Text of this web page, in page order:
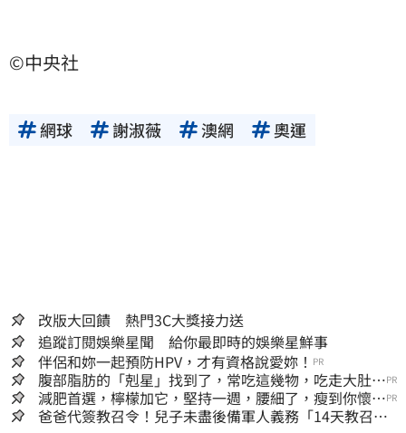
©中央社
網球 謝淑薇 澳網 奧運
改版大回饋 熱門3C大獎接力送
追蹤訂閱娛樂星聞 給你最即時的娛樂星鮮事
伴侶和妳一起預防HPV，才有資格說愛妳！ PR
腹部脂肪的「剋星」找到了，常吃這幾物，吃走大肚
囊，瘦出小蠻腰
PR
減肥首選，檸檬加它，堅持一週，腰細了，瘦到你懷疑
人生
PR
爸爸代簽教召令！兒子未盡後備軍人義務「14天教召不